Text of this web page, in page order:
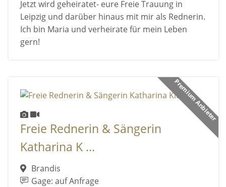
Jetzt wird geheiratet- eure Freie Trauung in
Leipzig und darüber hinaus mit mir als Rednerin.
Ich bin Maria und verheirate für mein Leben
gern!
Premium Anbieter
Freie Rednerin & Sängerin
Katharina K ...
Brandis
Gage: auf Anfrage